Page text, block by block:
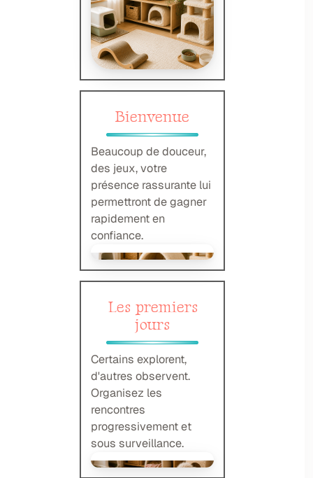
Bienvenue
Beaucoup de douceur,
des jeux, votre
présence rassurante lui
permettront de gagner
rapidement en
confiance.
Les premiers
jours
Certains explorent,
d'autres observent.
Organisez les
rencontres
progressivement et
sous surveillance.